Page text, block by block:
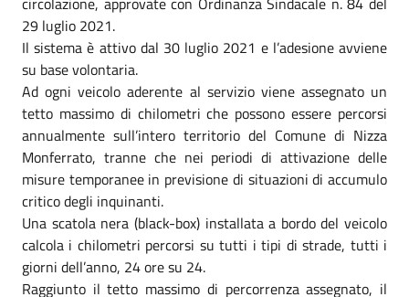
29 luglio 2021.
Il sistema è attivo dal 30 luglio 2021 e l’adesione avviene
su base volontaria.
Ad ogni veicolo aderente al servizio viene assegnato un
tetto massimo di chilometri che possono essere percorsi
annualmente sull’intero territorio del Comune di Nizza
Monferrato, tranne che nei periodi di attivazione delle
misure temporanee in previsione di situazioni di accumulo
critico degli inquinanti.
Una scatola nera (black-box) installata a bordo del veicolo
calcola i chilometri percorsi su tutti i tipi di strade, tutti i
giorni dell’anno, 24 ore su 24.
Raggiunto il tetto massimo di percorrenza assegnato, il